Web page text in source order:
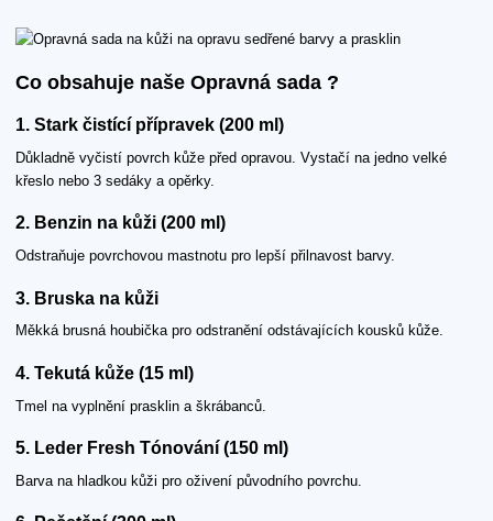
Co obsahuje naše Opravná sada ?
1. Stark čistící přípravek (200 ml)
Důkladně vyčistí povrch kůže před opravou. Vystačí na jedno velké
křeslo nebo 3 sedáky a opěrky.
2. Benzin na kůži (200 ml)
Odstraňuje povrchovou mastnotu pro lepší přilnavost barvy.
3. Bruska na kůži
Měkká brusná houbička pro odstranění odstávajících kousků kůže.
4. Tekutá kůže (15 ml)
Tmel na vyplnění prasklin a škrábanců.
5. Leder Fresh Tónování (150 ml)
Barva na hladkou kůži pro oživení původního povrchu.